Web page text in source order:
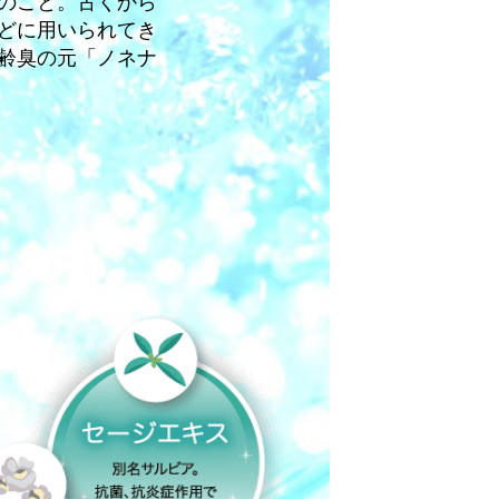
に用いられてき
臭の元「ノネナ